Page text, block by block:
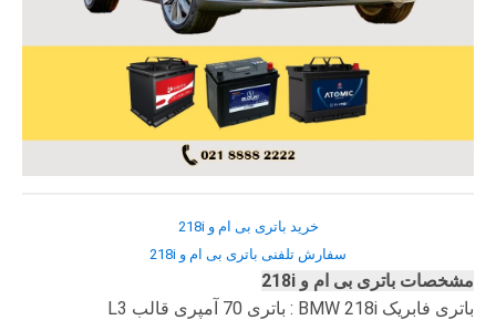
خرید باتری بی ام و 218i
سفارش تلفنی باتری بی ام و 218i
مشخصات باتری بی ام و 218i
باتری فابریک BMW 218i : باتری 70 آمپری قالب L3